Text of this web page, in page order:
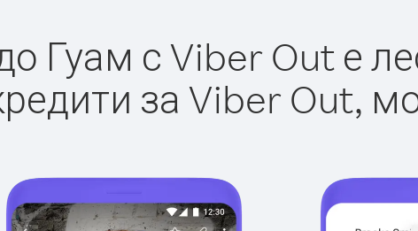
Гуам с Viber Out е
за Viber Out,